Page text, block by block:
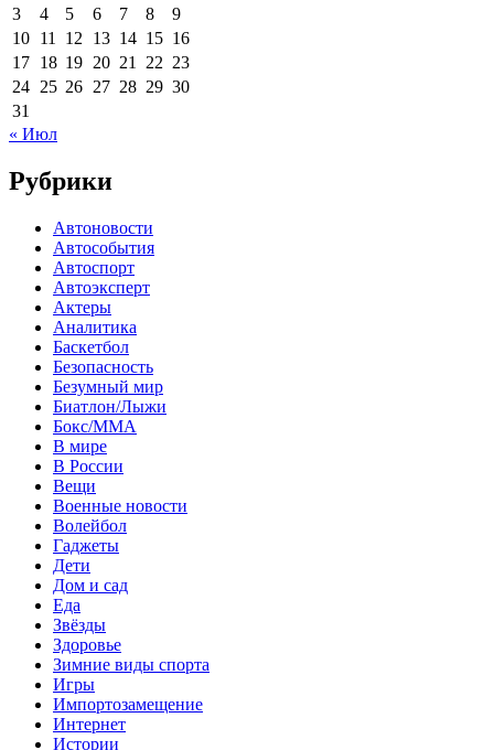
3
4 5 6 7 8
9
10 11 12 13 14 15 16
17 18 19 20 21 22 23
24 25 26 27 28 29 30
31
« Июл
Рубрики
Автоновости
Автособытия
Автоспорт
Автоэксперт
Актеры
Аналитика
Баскетбол
Безопасность
Безумный мир
Биатлон/Лыжи
Бокс/MMA
В мире
В России
Вещи
Военные новости
Волейбол
Гаджеты
Дети
Дом и сад
Еда
Звёзды
Здоровье
Зимние виды спорта
Игры
Импортозамещение
Интернет
Истории